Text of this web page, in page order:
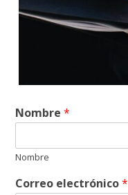
Nombre*
Nombre
Correo electrónico*